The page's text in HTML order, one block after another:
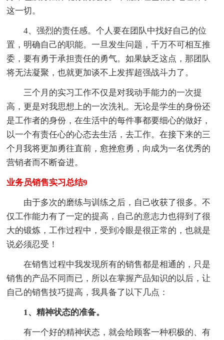
这一切。
4、强烈的责任感。个人要在团队中找好自己的位
置，明确自己的职能。一旦发生问题，千万不可相互推
委，要有勇于承担责任的勇气。如果缺乏这点，那团队
将无法凝聚，也就更加谈不上发挥超强战斗力了。
三个月的实习工作不仅是对我动手能力的一次提
高，更是对我思想上的一次洗礼。无论是学生的身份还
是工作者的身份，在生活中的每件事都要细心的做好，
以一个有责任心的心态去生活，去工作。在接下来的三
个月我将更加勇往直前，愈挫愈勇，向成为一名优秀的
营销者而不断奋进。
业务员销售实习总结9
由于多次的磨练与训练之后，自己收获了很多。不
仅工作能力有了一定的提高，自己的意志力也得到了很
大的锻炼，工作过程中，受到冷眼是很正常的，也就是
说必须忍受！
在销售过程中我发现所有的销售都是相通的，只是
销售的产品不同而已，所以在掌握产品知识的以后，让
自己的销售技巧提高，我具备了以下几点：
1、精神状态的准备。
有一个好的精神状态，就会给顾客一种积极的、有